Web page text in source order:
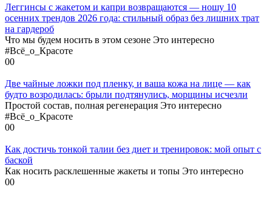
Леггинсы с жакетом и капри возвращаются — ношу 10
осенних трендов 2026 года: стильный образ без лишних трат
на гардероб
Что мы будем носить в этом сезоне Это интересно
#Всё_о_Красоте
00
Две чайные ложки под пленку, и ваша кожа на лице — как
будто возродилась: брыли подтянулись, морщины исчезли
Простой состав, полная регенерация Это интересно
#Всё_о_Красоте
00
Как достичь тонкой талии без диет и тренировок: мой опыт с
баской
Как носить расклешенные жакеты и топы Это интересно
00